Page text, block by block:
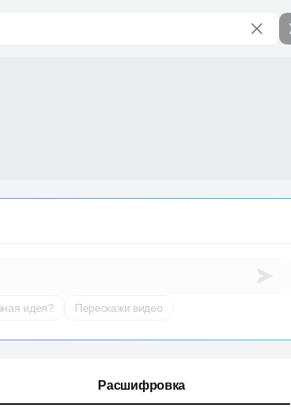
идея? Перескажи видео
Расшифровка